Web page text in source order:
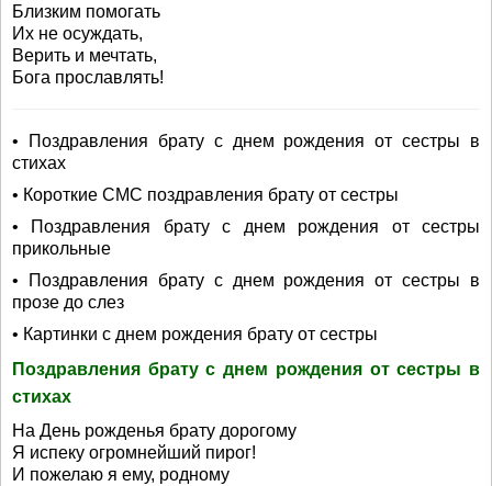
Близким помогать
Их не осуждать,
Верить и мечтать,
Бога прославлять!
• Поздравления брату с днем рождения от сестры в
стихах
• Короткие СМС поздравления брату от сестры
• Поздравления брату с днем рождения от сестры
прикольные
• Поздравления брату с днем рождения от сестры в
прозе до слез
• Картинки с днем рождения брату от сестры
Поздравления брату с днем рождения от сестры в
стихах
На День рожденья брату дорогому
Я испеку огромнейший пирог!
И пожелаю я ему, родному